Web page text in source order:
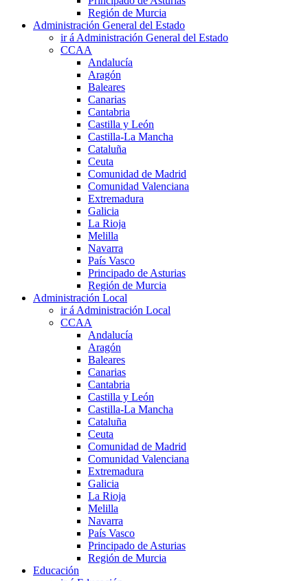
Región de Murcia
Administración General del Estado
ir á Administración General del Estado
CCAA
Andalucía
Aragón
Baleares
Canarias
Cantabria
Castilla y León
Castilla-La Mancha
Cataluña
Ceuta
Comunidad de Madrid
Comunidad Valenciana
Extremadura
Galicia
La Rioja
Melilla
Navarra
País Vasco
Principado de Asturias
Región de Murcia
Administración Local
ir á Administración Local
CCAA
Andalucía
Aragón
Baleares
Canarias
Cantabria
Castilla y León
Castilla-La Mancha
Cataluña
Ceuta
Comunidad de Madrid
Comunidad Valenciana
Extremadura
Galicia
La Rioja
Melilla
Navarra
País Vasco
Principado de Asturias
Región de Murcia
Educación